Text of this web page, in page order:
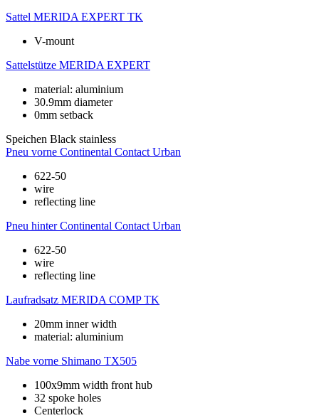
Sattel MERIDA EXPERT TK
V-mount
Sattelstütze MERIDA EXPERT
material: aluminium
30.9mm diameter
0mm setback
Speichen Black stainless
Pneu vorne Continental Contact Urban
622-50
wire
reflecting line
Pneu hinter Continental Contact Urban
622-50
wire
reflecting line
Laufradsatz MERIDA COMP TK
20mm inner width
material: aluminium
Nabe vorne Shimano TX505
100x9mm width front hub
32 spoke holes
Centerlock